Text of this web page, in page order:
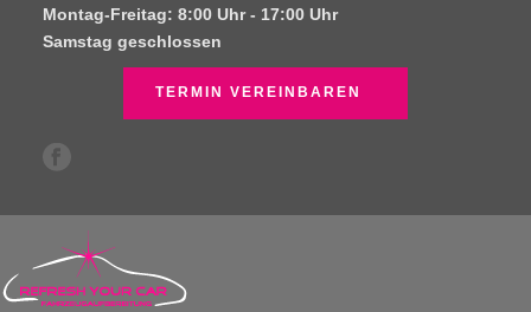
Montag-Freitag:8:00 Uhr - 17:00 Uhr
Samstaggeschlossen
TERMIN VEREINBAREN